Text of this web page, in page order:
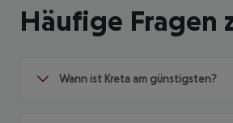
Häufige Fragen
Wann ist Kreta am günstigsten?